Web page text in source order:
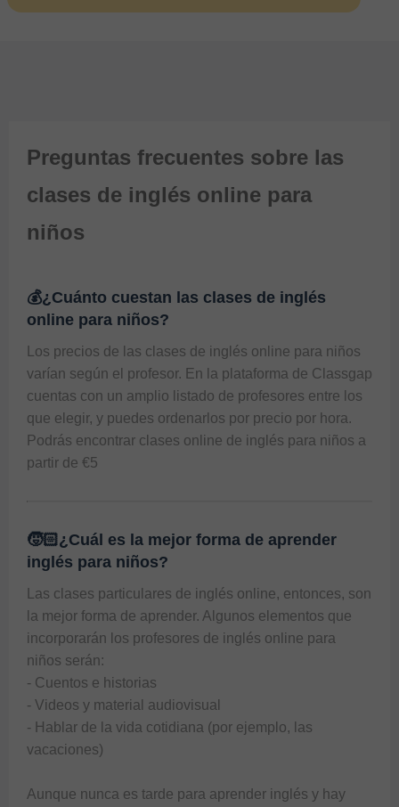
Preguntas frecuentes sobre las
clases de inglés online para
niños
💰¿Cuánto cuestan las clases de inglés
online para niños?
Los precios de las clases de inglés online para niños
varían según el profesor. En la plataforma de Classgap
cuentas con un amplio listado de profesores entre los
que elegir, y puedes ordenarlos por precio por hora.
Podrás encontrar clases online de inglés para niños a
partir de €5
🧒🏻¿Cuál es la mejor forma de aprender
inglés para niños?
Las clases particulares de inglés online, entonces, son
la mejor forma de aprender. Algunos elementos que
incorporarán los profesores de inglés online para
niños serán:
- Cuentos e historias
- Videos y material audiovisual
- Hablar de la vida cotidiana (por ejemplo, las
vacaciones)
Aunque nunca es tarde para aprender inglés y hay